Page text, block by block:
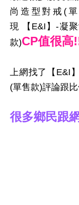
尚造型對戒(
現 【E&I】-凝
款)CP值很高
上網找了【E&I
(單售款)評論跟
很多鄉民跟